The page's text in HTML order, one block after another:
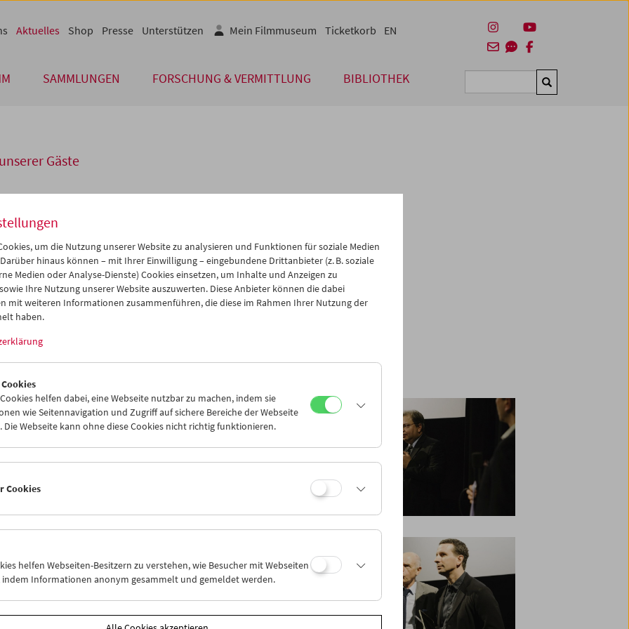
SAMMLUNGEN FORSCHUNG & VERMITTLUNG BIBLIOTHEK Suchen
Aktuelles Shop Presse Unterstützen Mein Filmmuseum Ticketkorb EN
Gäste
der braunen Zeit"
"Aus der braunen Zeit. Filmdokumente zum NS-Alltag 1932–
Ingo Zechner und Michael LoebensteinAufnahmen von
und ausländischen Amateuren aus der "Anschluss"-Zeit und
Die Filme wurden blockweise von den Moderatoren und Gästen–Kurt
Rainer Hunger (Historiker und Filmsammler) undHans
(Leiter, Bildarchiv der Österreichischen Nationalbibliothek)
an die einzelnen Programmblöcke diskutiert.
März 2018 - Aus der braunen Zeit
um die Nutzung unserer Website zu analysieren und Funktionen für soziale Medien
hinaus können – mit Ihrer Einwilligung – eingebundene Drittanbieter (z. B. soziale
Medien oder Analyse-Dienste) Cookies einsetzen, um Inhalte und Anzeigen zu
Ihre Nutzung unserer Website auszuwerten. Diese Anbieter können die dabei
mit weiteren Informationen zusammenführen, die diese im Rahmen Ihrer Nutzung der
haben.
helfen dabei, eine Webseite nutzbar zu machen, indem sie
wie Seitennavigation und Zugriff auf sichere Bereiche der Webseite
Die Webseite kann ohne diese Cookies nicht richtig funktionieren.
Cookies
helfen Webseiten-Besitzern zu verstehen, wie Besucher mit Webseiten
indem Informationen anonym gesammelt und gemeldet werden.